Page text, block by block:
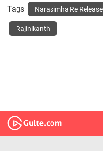
Tags Narasimha Re Release
Rajinikanth